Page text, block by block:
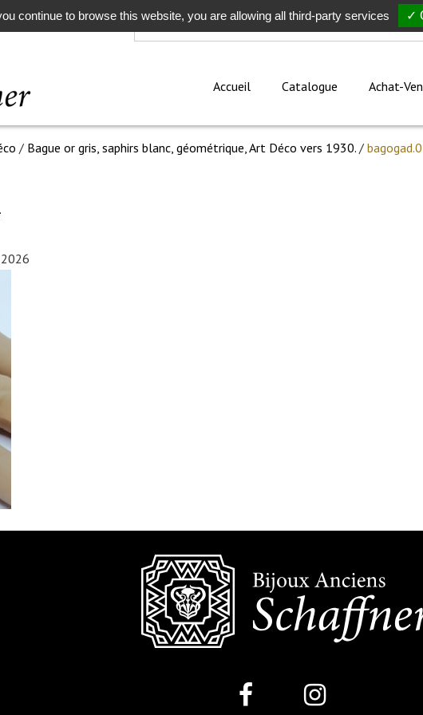
Rechercher
Accueil Catalogue Achat-
/ Bague or gris, saphirs blanc, géométrique, Art Déco vers 1930. /
continue to browse this website, you are allowing all third-party services ✓